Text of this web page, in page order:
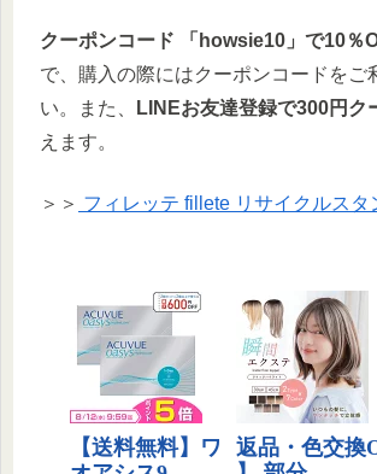
クーポンコード 「howsie10」で10％
で、購入の際にはクーポンコードをご
い。また、
LINEお友達登録で300円ク
えます。
＞＞ フィレッテ fillete リサイクルスタ